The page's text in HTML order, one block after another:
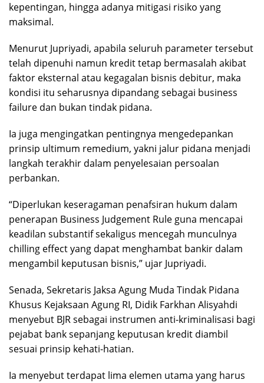
kepentingan, hingga adanya mitigasi risiko yang
maksimal.
Menurut Jupriyadi, apabila seluruh parameter tersebut
telah dipenuhi namun kredit tetap bermasalah akibat
faktor eksternal atau kegagalan bisnis debitur, maka
kondisi itu seharusnya dipandang sebagai business
failure dan bukan tindak pidana.
Ia juga mengingatkan pentingnya mengedepankan
prinsip ultimum remedium, yakni jalur pidana menjadi
langkah terakhir dalam penyelesaian persoalan
perbankan.
“Diperlukan keseragaman penafsiran hukum dalam
penerapan Business Judgement Rule guna mencapai
keadilan substantif sekaligus mencegah munculnya
chilling effect yang dapat menghambat bankir dalam
mengambil keputusan bisnis,” ujar Jupriyadi.
Senada, Sekretaris Jaksa Agung Muda Tindak Pidana
Khusus Kejaksaan Agung RI, Didik Farkhan Alisyahdi
menyebut BJR sebagai instrumen anti-kriminalisasi bagi
pejabat bank sepanjang keputusan kredit diambil
sesuai prinsip kehati-hatian.
Ia menyebut terdapat lima elemen utama yang harus